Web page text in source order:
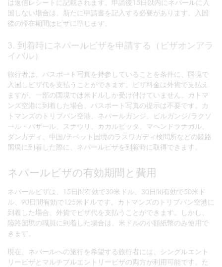
は返信レシートに記載されます。申請後15日以内にネパールに入
国しない場合は、新たに申請書を記入する必要があります。入国
後の滞在期間はビザに準じます。
3. 到着時にネパールビザを申請する（ビザオンアラ
イバル）
旅行者は、パスポート写真を持参していることを条件に、国境で
入国しビザ代を支払うことができます。ビザ料金は外貨で支払え
ますが、一部の国境では米ドルしか受け付けていません。カトマ
ンズ空港に到着した場合、パスポート写真の提示は不要です。カ
トマンズのトリブバン空港、ネパールガンジ、ビルガンジ/ラクソ
ール・バザール、スナウリ、カカルビッタ、マヘンドラナガル、
ダンガディ、中国/チベット国境のラスワガディ検問所などの陸路
国境に到着した際に、ネパールビザを到着時に取得できます。
ネパールビザの有効期間と費用
ネパールビザは、15日間有効で30米ドル、30日間有効で50米ド
ル、90日間有効で125米ドルです。カトマンズのトリブバン空港に
到着した場合、外貨でビザ代を支払うことができます。しかし、
陸路国境の職員に到着した場合は、米ドルの小額紙幣のみ使用で
きます。
現在、ネパールへの旅行を希望する旅行者には、シングルエント
リービザとマルチプルエントリービザの両方が利用可能です。た